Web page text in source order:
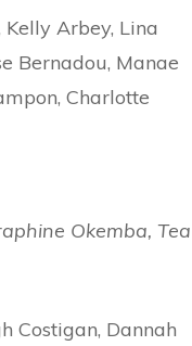
Arbey, Lina
Bernadou, Manae
Charlotte
Okemba,
Costigan, Dannah